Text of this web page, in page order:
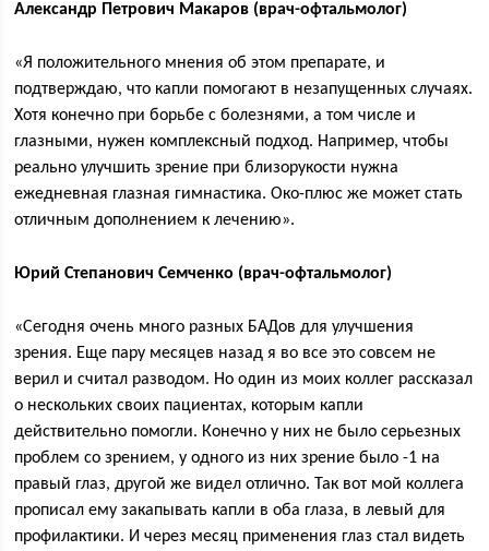
Александр Петрович Макаров (врач-офтальмолог)
«Я положительного мнения об этом препарате, и
подтверждаю, что капли помогают в незапущенных случаях.
Хотя конечно при борьбе с болезнями, а том числе и
глазными, нужен комплексный подход. Например, чтобы
реально улучшить зрение при близорукости нужна
ежедневная глазная гимнастика. Око-плюс же может стать
отличным дополнением к лечению».
Юрий Степанович Семченко (врач-офтальмолог)
«Сегодня очень много разных БАДов для улучшения
зрения. Еще пару месяцев назад я во все это совсем не
верил и считал разводом. Но один из моих коллег рассказал
о нескольких своих пациентах, которым капли
действительно помогли. Конечно у них не было серьезных
проблем со зрением, у одного из них зрение было -1 на
правый глаз, другой же видел отлично. Так вот мой коллега
прописал ему закапывать капли в оба глаза, в левый для
профилактики. И через месяц применения глаз стал видеть